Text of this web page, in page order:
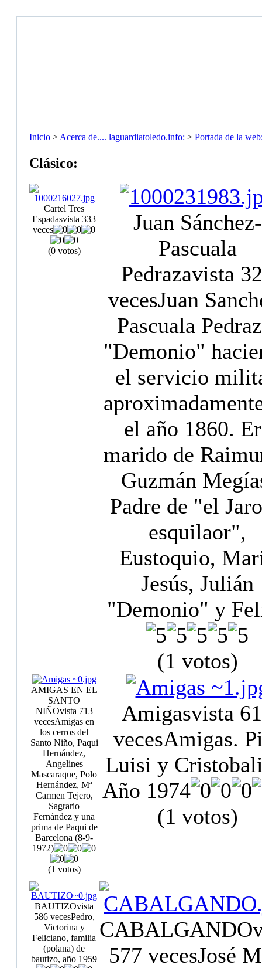
Inicio > Acerca de.... laguardiatoledo.info: > Portada de la
Clásico:
Cartel Tres
Espadasvista 333
veces
(0 votos)
Juan Sánchez-
Pascuala
Pedrazavista
vecesJuan
Pascuala
"Demonio"
el servicio
el año 1860.
marido de
Guzmán
Padre de "el
esquilaor",
Eustoquio,
Jesús, Julián
"Demonio" y
(1 votos)
AMIGAS EN EL
SANTO
NIÑOvista 713
vecesAmigas en
los cerros del
Santo Niño, Paqui
Hernández,
Angelines
Mascaraque, Polo
Hernández, Mª
Carmen Tejero,
Sagrario
Fernández y una
prima de Paqui de
Barcelona (8-9-
1972)
(1 votos)
Amigasvista
vecesAmigas.
Luisi y
Año 1974
(1 votos)
BAUTIZOvista
586 vecesPedro,
Victorina y
Feliciano, familia
(polana) de
bautizo, año 1959
CABALGANDO
577 vecesJosé